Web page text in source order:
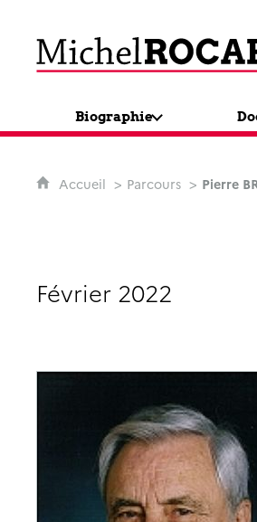
Biographie
Accueil Parcours Pierre
Février 2022